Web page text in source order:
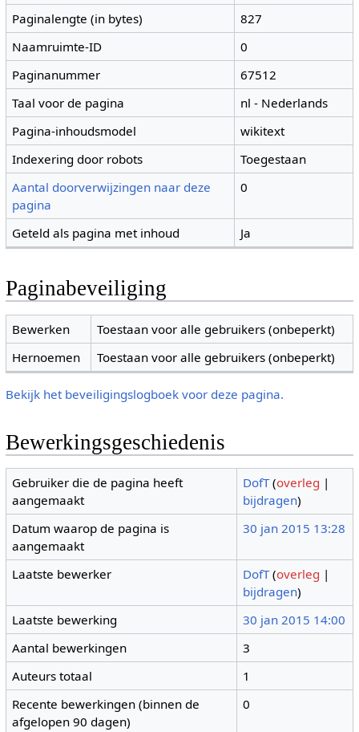
Paginalengte (in bytes)
827
Naamruimte-ID
0
Paginanummer
67512
Taal voor de pagina
nl - Nederlands
Pagina-inhoudsmodel
wikitext
Indexering door robots
Toegestaan
Aantal doorverwijzingen naar deze
pagina
0
Geteld als pagina met inhoud Ja
Paginabeveiliging
Bewerken
Toestaan voor alle gebruikers (onbeperkt)
Hernoemen
Toestaan voor alle gebruikers (onbeperkt)
Bekijk het beveiligingslogboek voor deze pagina.
Bewerkingsgeschiedenis
Gebruiker die de pagina heeft
aangemaakt
DofT (overleg |
bijdragen)
Datum waarop de pagina is
aangemaakt
30 jan 2015 13:28
Laatste bewerker DofT (overleg |
bijdragen)
Laatste bewerking
30 jan 2015 14:00
Aantal bewerkingen
3
Auteurs totaal
1
Recente bewerkingen (binnen de
afgelopen 90 dagen)
0